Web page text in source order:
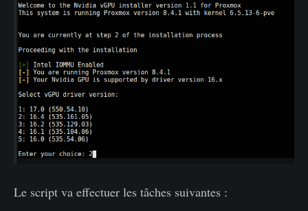
Le script va effectuer les tâches suivantes :